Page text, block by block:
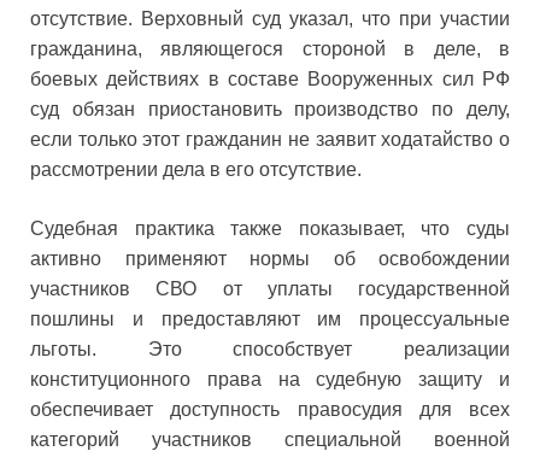
отсутствие. Верховный суд указал, что при участии
гражданина, являющегося стороной в деле, в
боевых действиях в составе Вооруженных сил РФ
суд обязан приостановить производство по делу,
если только этот гражданин не заявит ходатайство о
рассмотрении дела в его отсутствие.
Судебная практика также показывает, что суды
активно применяют нормы об освобождении
участников СВО от уплаты государственной
пошлины и предоставляют им процессуальные
льготы. Это способствует реализации
конституционного права на судебную защиту и
обеспечивает доступность правосудия для всех
категорий участников специальной военной